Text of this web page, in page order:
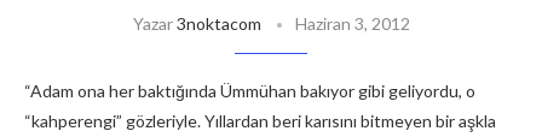
Yazar3noktacom Haziran 3, 2012
“Adam ona her baktığında Ümmühan bakıyor gibi geliyordu, o
“kahperengi” gözleriyle. Yıllardan beri karısını bitmeyen bir aşkla